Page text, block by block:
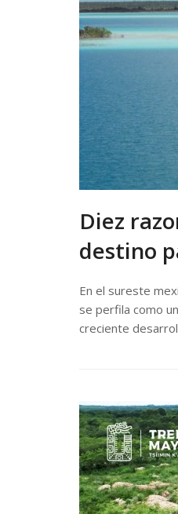
Diez
destino
En el sureste
se perfila como
creciente